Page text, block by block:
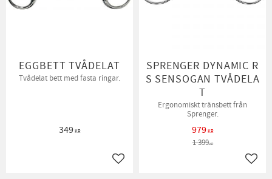
EGGBETT TVÅDELAT
Tvådelat bett med fasta ringar.
349KR
Lägg till i favoriter
SPRENGER DYNAMIC R
S SENSOGAN TVÅDELA
T
Ergonomiskt tränsbett från
Sprenger.
979KR
1 399KR